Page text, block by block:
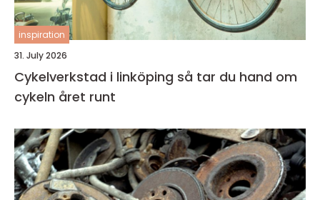
inspiration
31. July 2026
Cykelverkstad i linköping så tar du hand om
cykeln året runt